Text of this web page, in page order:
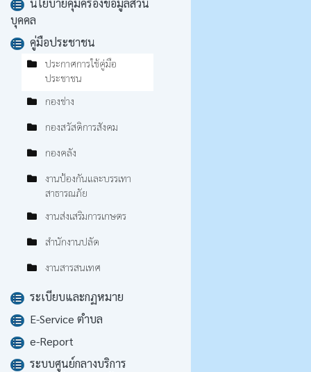
นโยบายคุ้มครองข้อมูลส่วน
บุคคล
คู่มือประชาชน
ประกาศการใช้คู่มือ
ประชาชน
กองช่าง
กองสวัสดิการสังคม
กองคลัง
งานป้องกันและบรรเทา
สาธารณภัย
งานส่งเสริมการเกษตร
สำนักงานปลัด
งานสารสนเทศ
ระเบียบและกฏหมาย
E-Service ตำบล
e-Report
ระบบศูนย์กลางบริการ